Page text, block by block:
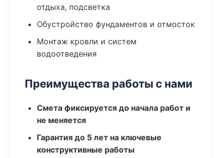
отдыха, подсветка
Обустройство фундаментов и отмосток
Монтаж кровли и систем
водоотведения
Преимущества работы с нами
Смета фиксируется до начала работ и
не меняется
Гарантия до 5 лет на ключевые
конструктивные работы